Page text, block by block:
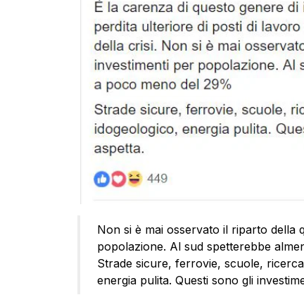
Non si è mai osservato il riparto della
popolazione. Al sud spetterebbe
Strade sicure, ferrovie, scuole,
energia pulita. Questi sono gli